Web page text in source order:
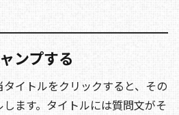
ンプする
イトルをクリックすると、その
ます。タイトルには質問文がそ